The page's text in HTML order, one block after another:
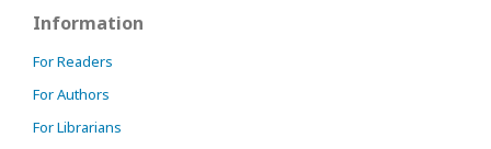
Information
For Readers
For Authors
For Librarians